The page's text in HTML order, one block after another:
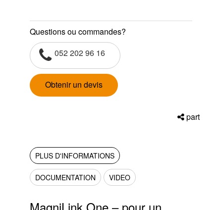
Questions ou commandes?
052 202 96 16
Obtenir un devis
part
PLUS D'INFORMATIONS
DOCUMENTATION VIDEO